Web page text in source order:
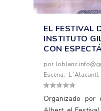
EL FESTIVAL
INSTITUTO
CON
por
Escena, L´Alacantí,
Organizado por